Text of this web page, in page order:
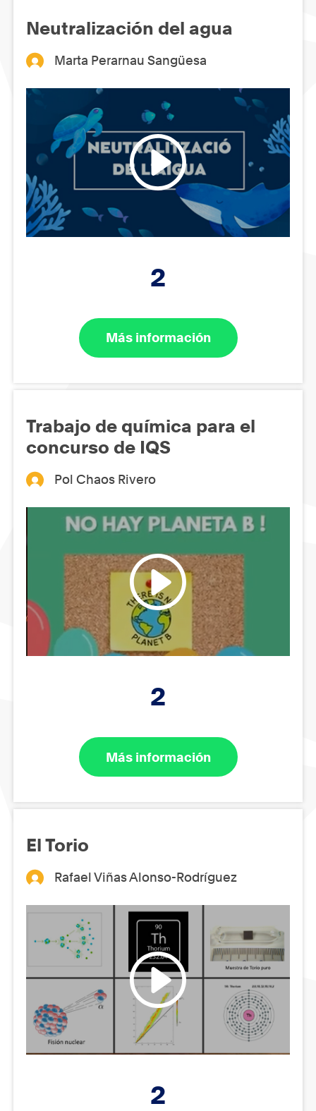
Neutralización del agua
Marta Perarnau Sangüesa
2
Más información
Trabajo de química para el
concurso de IQS
Pol Chaos Rivero
2
Más información
El Torio
Rafael Viñas Alonso-Rodríguez
2